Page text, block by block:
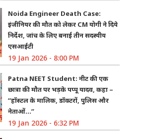
Noida Engineer Death Case:
इंजीनियर की मौत को लेकर CM योगी ने दिये
निर्देश, जांच के लिए बनाई तीन सदस्यीय
एसआईटी
19 Jan 2026 - 8:00 PM
Patna NEET Student: नीट की एक
छात्रा की मौत पर भड़के पप्पू यादव, कहा –
“हॉस्टल के मालिक, डॉक्टरों, पुलिस और
नेताओं…”
19 Jan 2026 - 6:32 PM